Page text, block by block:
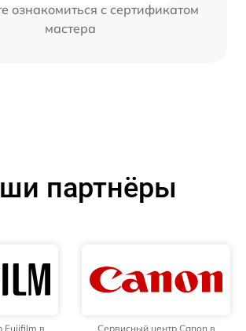
ознакомиться с сертификатом
мастера
партнёры
Fujifilm в
Сервисный центр Canon в